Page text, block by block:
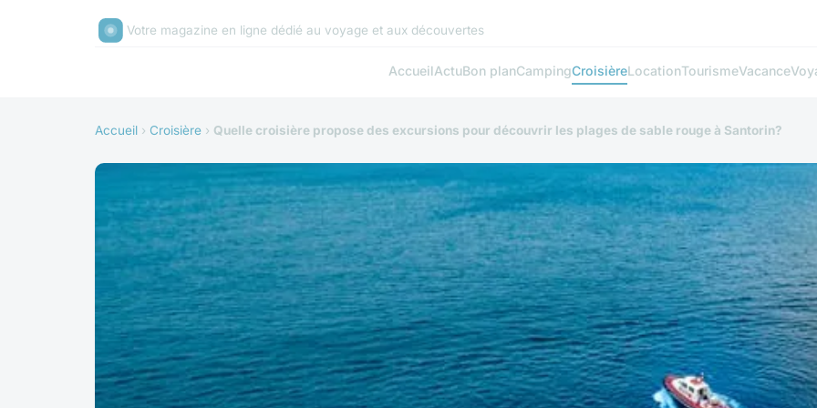
Votre magazine en ligne dédié au voyage et aux découvertes
AccueilActuBon planCampingCroisièreLocationTourismeVacance
Accueil › Croisière › Quelle croisière propose des excursions pour découvrir les plages de sable rouge à Santorin?